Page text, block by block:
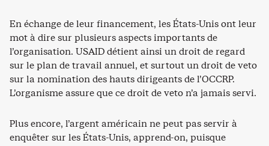
En échange de leur financement, les États-Unis ont leur
mot à dire sur plusieurs aspects importants de
l’organisation. USAID détient ainsi un droit de regard
sur le plan de travail annuel, et surtout un droit de veto
sur la nomination des hauts dirigeants de l’OCCRP.
L’organisme assure que ce droit de veto n’a jamais servi.
Plus encore, l’argent américain ne peut pas servir à
enquêter sur les États-Unis, apprend-on, puisque